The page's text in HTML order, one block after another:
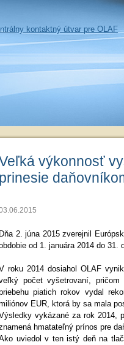
výkonnosť
prinesie
Dňa 2. júna 2015 zverejnil
od 1. januára 2014 do 31.
roku 2014 dosiahol OLAF
počet vyšetrovaní, pričom
piatich rokov vydal
EUR, ktorá by sa mala
vykázané za rok 2014,
hmatateľný prínos pre
uviedol v ten istý deň na